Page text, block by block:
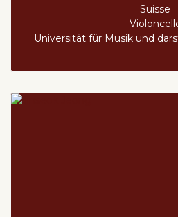
Suisse
Universität für Musik und